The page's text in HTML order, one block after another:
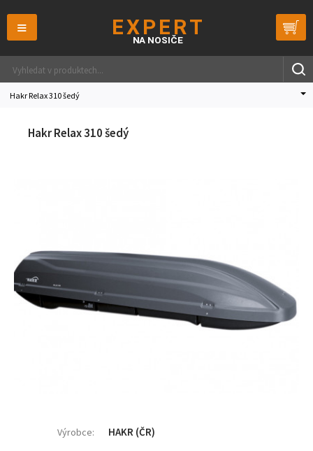
≡
Hakr Relax 310 šedý
Hakr Relax 310 šedý
Výrobce: HAKR (ČR)